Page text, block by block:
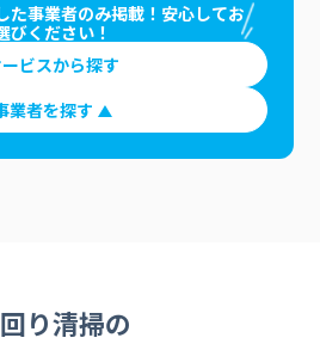
た事業者のみ掲載！安心してお
びください！
ビスから探す
業者を探す
り清掃の